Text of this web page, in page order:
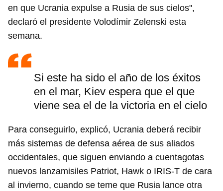
en que Ucrania expulse a Rusia de sus cielos",
declaró el presidente Volodímir Zelenski esta
semana.
Si este ha sido el año de los éxitos
en el mar, Kiev espera que el que
viene sea el de la victoria en el cielo
Para conseguirlo, explicó, Ucrania deberá recibir
más sistemas de defensa aérea de sus aliados
occidentales, que siguen enviando a cuentagotas
nuevos lanzamisiles Patriot, Hawk o IRIS-T de cara
al invierno, cuando se teme que Rusia lance otra